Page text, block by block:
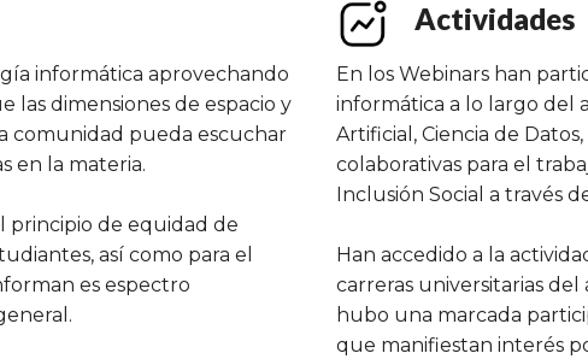
informática aprovechando
las dimensiones de espacio y
comunidad pueda escuchar
en la materia.
principio de equidad de
así como para el
es espectro
Actividades
En los Webinars han
informática a lo largo del
Artificial, Ciencia de
colaborativas para el
Inclusión Social a través
Han accedido a la
carreras universitarias
hubo una marcada
que manifiestan interés